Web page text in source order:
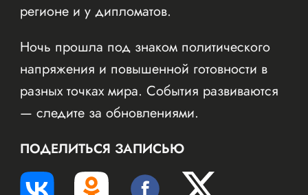
регионе и у дипломатов.
Ночь прошла под знаком политического
напряжения и повышенной готовности в
разных точках мира. События развиваются
— следите за обновлениями.
ПОДЕЛИТЬСЯ ЗАПИСЬЮ